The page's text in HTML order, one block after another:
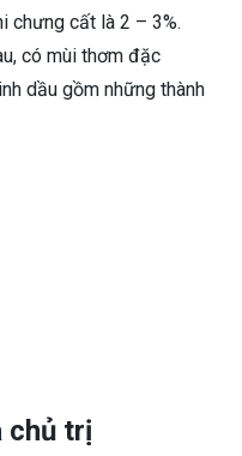
chưng cất là 2 – 3%.
có mùi thơm đặc
dầu gồm những thành
chủ trị